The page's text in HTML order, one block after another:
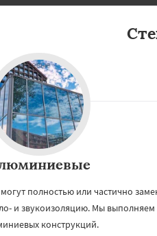
регионам
Крупки Мядель
полностью или частично
и звукоизоляцию. Мы выполняем
конструкций.